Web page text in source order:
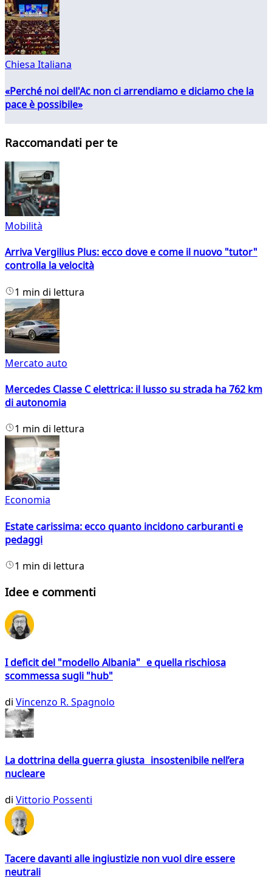
Chiesa Italiana
«Perché noi dell'Ac non ci arrendiamo e diciamo che la
pace è possibile»
Raccomandati per te
Mobilità
Arriva Vergilius Plus: ecco dove e come il nuovo "tutor"
controlla la velocità
1 min di lettura
Mercato auto
Mercedes Classe C elettrica: il lusso su strada ha 762 km
di autonomia
1 min di lettura
Economia
Estate carissima: ecco quanto incidono carburanti e
pedaggi
1 min di lettura
Idee e commenti
I deficit del "modello Albania" e quella rischiosa
scommessa sugli "hub"
di Vincenzo R. Spagnolo
La dottrina della guerra giusta insostenibile nell’era
nucleare
di Vittorio Possenti
Tacere davanti alle ingiustizie non vuol dire essere
neutrali